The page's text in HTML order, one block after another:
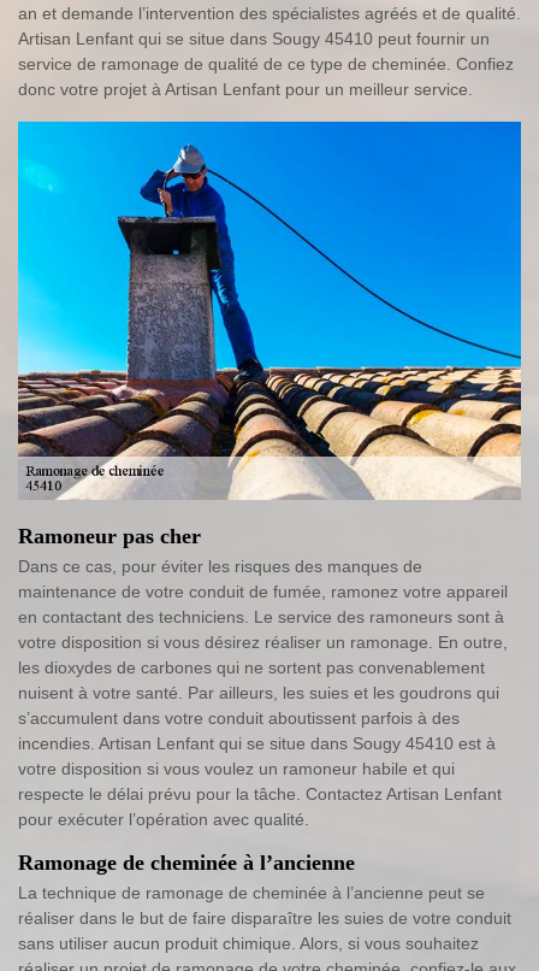
an et demande l’intervention des spécialistes agréés et de qualité.
Artisan Lenfant qui se situe dans Sougy 45410 peut fournir un
service de ramonage de qualité de ce type de cheminée. Confiez
donc votre projet à Artisan Lenfant pour un meilleur service.
Ramoneur pas cher
Dans ce cas, pour éviter les risques des manques de
maintenance de votre conduit de fumée, ramonez votre appareil
en contactant des techniciens. Le service des ramoneurs sont à
votre disposition si vous désirez réaliser un ramonage. En outre,
les dioxydes de carbones qui ne sortent pas convenablement
nuisent à votre santé. Par ailleurs, les suies et les goudrons qui
s’accumulent dans votre conduit aboutissent parfois à des
incendies. Artisan Lenfant qui se situe dans Sougy 45410 est à
votre disposition si vous voulez un ramoneur habile et qui
respecte le délai prévu pour la tâche. Contactez Artisan Lenfant
pour exécuter l’opération avec qualité.
Ramonage de cheminée à l’ancienne
La technique de ramonage de cheminée à l’ancienne peut se
réaliser dans le but de faire disparaître les suies de votre conduit
sans utiliser aucun produit chimique. Alors, si vous souhaitez